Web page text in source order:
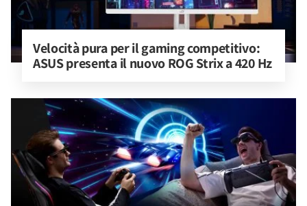
Velocità pura per il gaming competitivo:
ASUS presenta il nuovo ROG Strix a 420 Hz